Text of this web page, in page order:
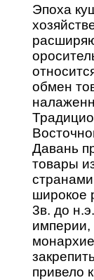
Эпоха
обмен
Давань
товары
широкое
3в. до
привело